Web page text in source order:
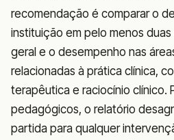
recomendação é comparar o
instituição em pelo menos
geral e o desempenho nas
relacionadas à prática clínica,
terapêutica e raciocínio clínico.
pedagógicos, o relatório
partida para qualquer